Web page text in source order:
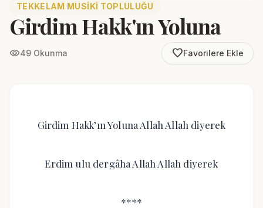
TEKKELAM MUSIKI TOPLULUĞU
Girdim Hakk'ın Yoluna
visibility49 Okunma favorite_borderFavorilere Ekle
Girdim Hakk’ın Yoluna Allah Allah diyerek
Erdim ulu dergâha Allah Allah diyerek
****